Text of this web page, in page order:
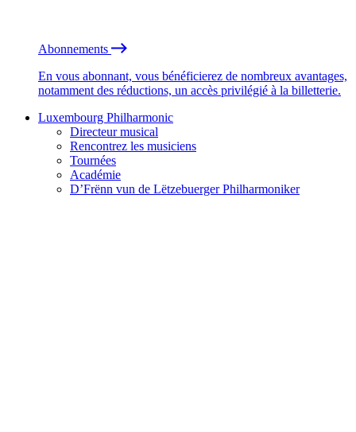
Abonnements
En vous abonnant, vous bénéficierez de nombreux avantages,
notamment des réductions, un accès privilégié à la billetterie.
Luxembourg Philharmonic
Directeur musical
Rencontrez les musiciens
Tournées
Académie
D’Frënn vun de Lëtzebuerger Philharmoniker